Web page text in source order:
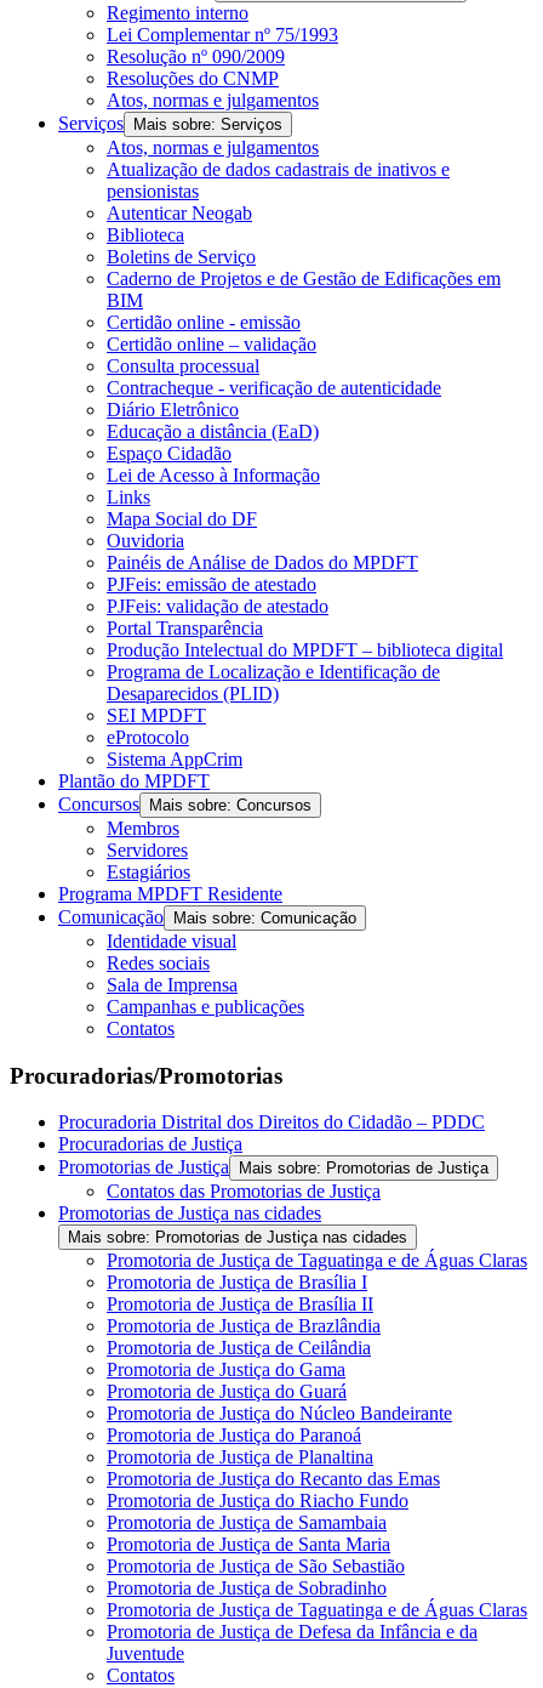
Regimento interno
Lei Complementar nº 75/1993
Resolução nº 090/2009
Resoluções do CNMP
Atos, normas e julgamentos
Serviços
Mais sobre: Serviços
Atos, normas e julgamentos
Atualização de dados cadastrais de inativos e
pensionistas
Autenticar Neogab
Biblioteca
Boletins de Serviço
Caderno de Projetos e de Gestão de Edificações em
BIM
Certidão online - emissão
Certidão online – validação
Consulta processual
Contracheque - verificação de autenticidade
Diário Eletrônico
Educação a distância (EaD)
Espaço Cidadão
Lei de Acesso à Informação
Links
Mapa Social do DF
Ouvidoria
Painéis de Análise de Dados do MPDFT
PJFeis: emissão de atestado
PJFeis: validação de atestado
Portal Transparência
Produção Intelectual do MPDFT – biblioteca digital
Programa de Localização e Identificação de
Desaparecidos (PLID)
SEI MPDFT
eProtocolo
Sistema AppCrim
Plantão do MPDFT
Concursos
Mais sobre: Concursos
Membros
Servidores
Estagiários
Programa MPDFT Residente
Comunicação
Mais sobre: Comunicação
Identidade visual
Redes sociais
Sala de Imprensa
Campanhas e publicações
Contatos
Procuradorias/Promotorias
Procuradoria Distrital dos Direitos do Cidadão – PDDC
Procuradorias de Justiça
Promotorias de Justiça
Mais sobre: Promotorias de Justiça
Contatos das Promotorias de Justiça
Promotorias de Justiça nas cidades
Mais sobre: Promotorias de Justiça nas cidades
Promotoria de Justiça de Taguatinga e de Águas Claras
Promotoria de Justiça de Brasília I
Promotoria de Justiça de Brasília II
Promotoria de Justiça de Brazlândia
Promotoria de Justiça de Ceilândia
Promotoria de Justiça do Gama
Promotoria de Justiça do Guará
Promotoria de Justiça do Núcleo Bandeirante
Promotoria de Justiça do Paranoá
Promotoria de Justiça de Planaltina
Promotoria de Justiça do Recanto das Emas
Promotoria de Justiça do Riacho Fundo
Promotoria de Justiça de Samambaia
Promotoria de Justiça de Santa Maria
Promotoria de Justiça de São Sebastião
Promotoria de Justiça de Sobradinho
Promotoria de Justiça de Taguatinga e de Águas Claras
Promotoria de Justiça de Defesa da Infância e da
Juventude
Contatos